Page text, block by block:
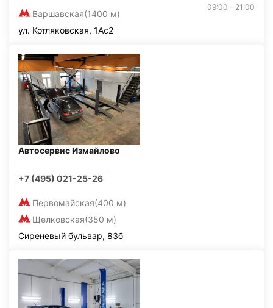
Варшавская(1400 м)
09:00 - 21:00
ул. Котляковская, 1Ас2
Автосервис Измайлово
+7 (495) 021-25-26
Первомайская(400 м)
Щелковская(350 м)
Сиреневый бульвар, 83б